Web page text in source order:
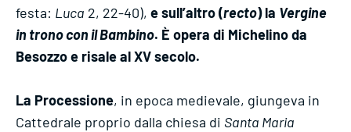
festa: Luca 2, 22-40), e sull’altro (recto) la Vergine
in trono con il Bambino. È opera di Michelino da
Besozzo e risale al XV secolo.
La Processione, in epoca medievale, giungeva in
Cattedrale proprio dalla chiesa di Santa Maria